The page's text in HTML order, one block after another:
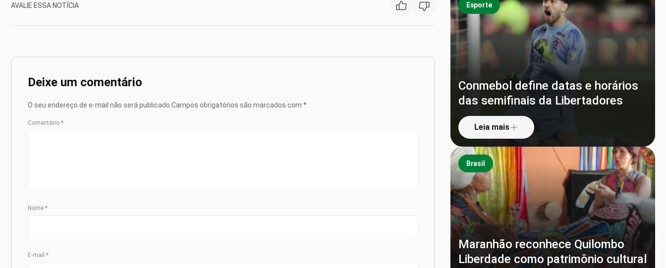
AVALIE ESSA NOTÍCIA
Deixe um comentário
O seu endereço de e-mail não será publicado. Campos obrigatórios são marcados com *
Comentário *
Nome *
E-mail *
Esporte
Conmebol define datas e horários
das semifinais da Libertadores
Leia mais
Brasil
Maranhão reconhece Quilombo
Liberdade como patrimônio cultural